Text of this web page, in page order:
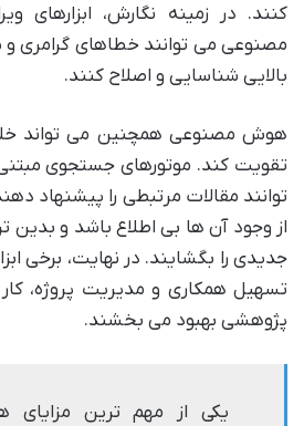
کنند. در زمینه نگارش،
مصنوعی می توانند خطاهای گرامری
بالایی شناسایی و اصلاح کنند.
هوش مصنوعی همچنین می تواند
تقویت کند. موتورهای جستجوی
توانند مقالات مرتبطی را پیشنهاد
از وجود آن ها بی اطلاع باشد و
جدیدی را بگشایند. در نهایت، برخی
تسهیل همکاری و مدیریت پروژه،
پژوهشی بهبود می بخشند.
یکی از مهم ترین